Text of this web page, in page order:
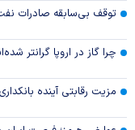
توقف بی‌سابقه صادرات
چرا گاز در اروپا گرانتر
مزیت رقابتی آینده